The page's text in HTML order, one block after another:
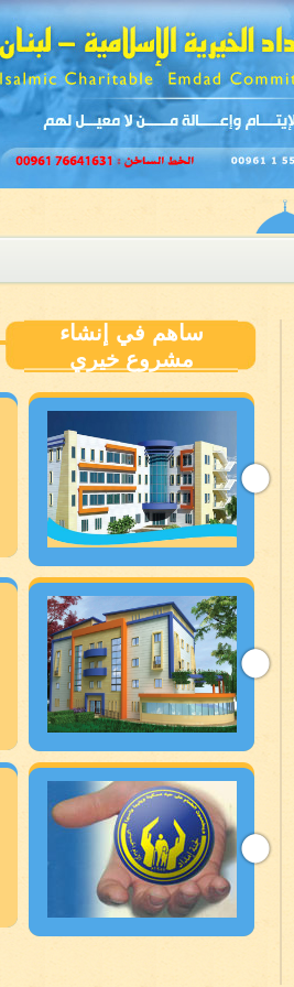
ساهم في إنشاء
مشروع خيري